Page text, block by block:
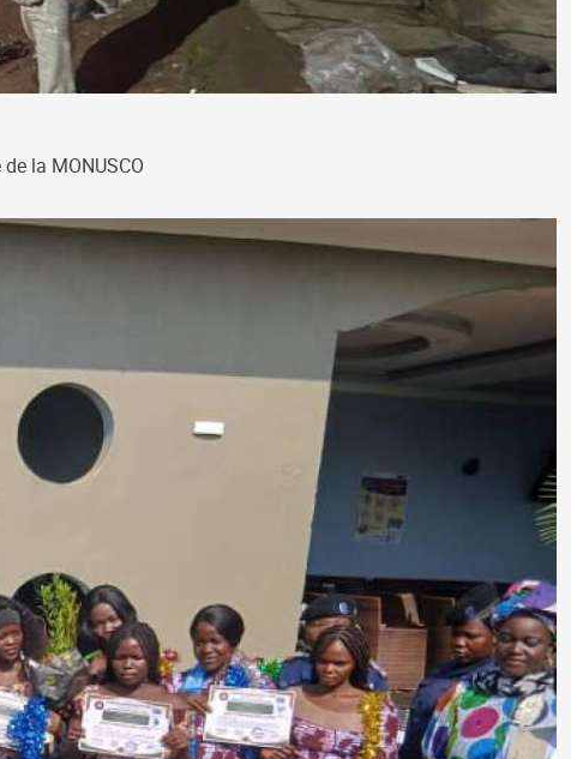
la MONUSCO